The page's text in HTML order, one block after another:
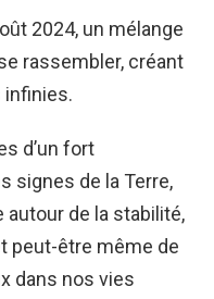
2024, un mélange
rassembler, créant
d’un fort
signes de la Terre,
de la stabilité,
peut-être même de
dans nos vies